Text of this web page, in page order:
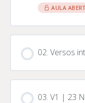
AULA
02. Versos
03. V1 | 23